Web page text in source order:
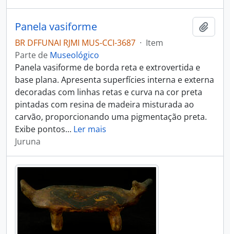
Panela vasiforme
BR DFFUNAI RJMI MUS-CCI-3687 · Item
Parte de Museológico
Panela vasiforme de borda reta e extrovertida e
base plana. Apresenta superfícies interna e externa
decoradas com linhas retas e curva na cor preta
pintadas com resina de madeira misturada ao
carvão, proporcionando uma pigmentação preta.
Exibe pontos… Ler mais
Juruna